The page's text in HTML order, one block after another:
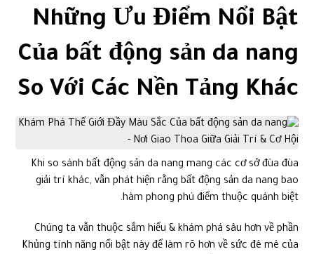
Những Ưu Điểm Nổi Bật
Của bất động sản da nang
So Với Các Nền Tảng Khác
Khi so sánh bất động sản da nang mang các cơ sở đùa đùa
giải trí khác, vẫn phát hiện rằng bất động sản da nang bao
hàm phong phú điểm thuộc quánh biệt.
Chúng ta vẫn thuộc sắm hiểu & khám phá sâu hơn về phần
Khủng tính năng nổi bật này để làm rõ hơn về sức đê mê của